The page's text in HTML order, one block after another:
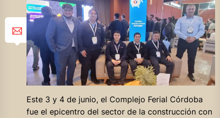
Este 3 y 4 de junio, el Complejo Ferial Córdoba
fue el epicentro del sector de la construcción con